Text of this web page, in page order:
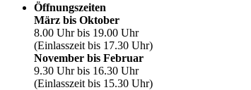
Öffnungszeiten
März bis Oktober
8.00 Uhr bis 19.00 Uhr
(Einlasszeit bis 17.30 Uhr)
November bis Februar
9.30 Uhr bis 16.30 Uhr
(Einlasszeit bis 15.30 Uhr)